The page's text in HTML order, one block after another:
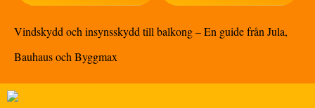
Vindskydd och insynsskydd till balkong – En guide från Jula,
Bauhaus och Byggmax